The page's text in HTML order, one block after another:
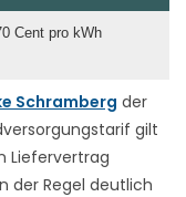
Schramberg der
gilt
Liefervertrag
der Regel deutlich
Cent pro kWh